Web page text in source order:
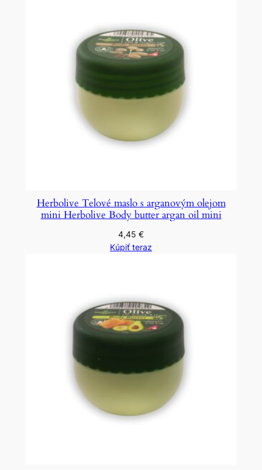
Herbolive Telové maslo s arganovým olejom
mini Herbolive Body butter argan oil mini
4,45 €
Kúpiť teraz